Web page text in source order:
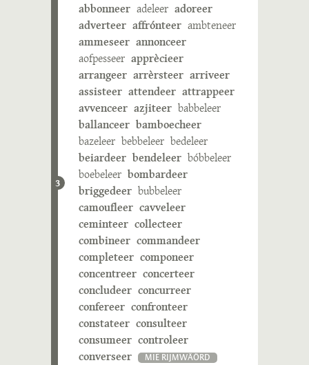
3
abbonneer adeleer adoreer
adverteer affrónteer ambteneer
ammeseer annonceer
aofpesseer apprècieer
arrangeer arrèrsteer arriveer
assisteer attendeer attrappeer
avvenceer azjiteer babbeleer
ballanceer bamboecheer
bazeleer bebbeleer bedeleer
beiardeer bendeleer bóbbeleer
boebeleer bombardeer
briggedeer bubbeleer
camoufleer cavveleer
ceminteer collecteer
combineer commandeer
completeer componeer
concentreer concerteer
concludeer concurreer
confereer confronteer
constateer consulteer
consumeer controleer
converseer
MIE RIJMWÄÖRD